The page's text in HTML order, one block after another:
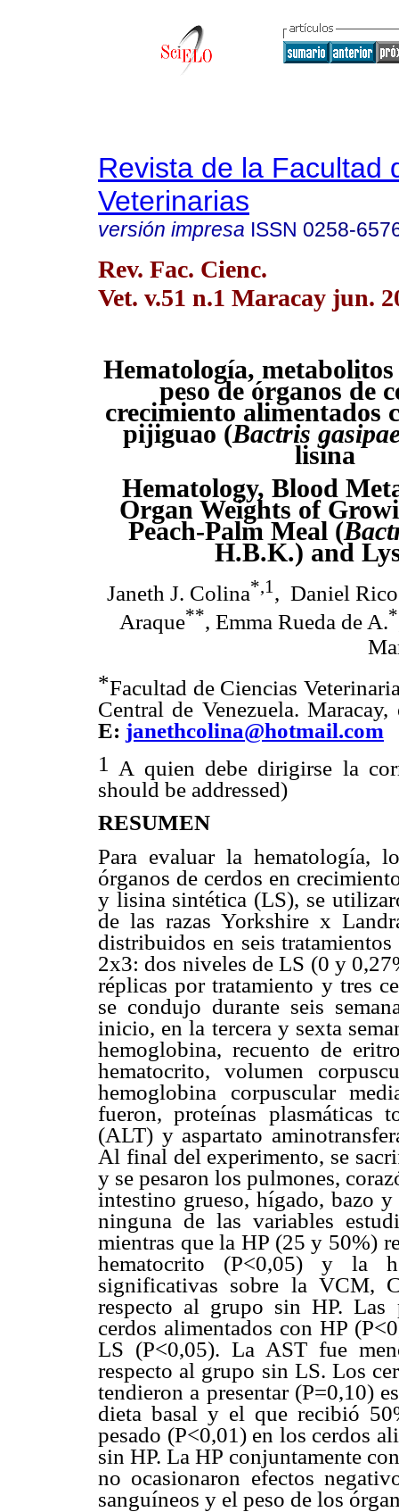
Revista de la Facultad
Veterinarias
versión impresa ISSN 0258-
Rev. Fac. Cienc.
Vet. v.51 n.1 Maracay jun.
Hematología,
peso de órganos de
crecimiento alimentados
pijiguao (Bactris
lisina
Hematology, Blood
Organ Weights of
Peach-Palm Meal (
H.B.K.) and
Janeth J. Colina*,1 , Daniel Rico
Araque**, Emma Rueda de A.*
*Facultad de Ciencias
Central de Venezuela.
E: janethcolina@hotmail.com
1
A quien debe dirigirse la
should be addressed)
RESUMEN
Para evaluar la hematología,
órganos de cerdos en
y lisina sintética (LS), se
de las razas Yorkshire x
distribuidos en seis
2x3: dos niveles de LS (0 y
réplicas por tratamiento y tres
se condujo durante seis
inicio, en la tercera y sexta
hemoglobina, recuento de
hematocrito, volumen
hemoglobina corpuscular
fueron, proteínas plasmáticas
(ALT) y aspartato
Al final del experimento, se
y se pesaron los pulmones,
intestino grueso, hígado, bazo
ninguna de las variables
mientras que la HP (25 y 50%)
hematocrito (P<0,05) y la
significativas sobre la VCM,
respecto al grupo sin HP. Las
cerdos alimentados con HP
LS (P<0,05). La AST fue
respecto al grupo sin LS. Los
tendieron a presentar (P=0,10)
dieta basal y el que recibió
pesado (P<0,01) en los cerdos
sin HP. La HP conjuntamente
no ocasionaron efectos
sanguíneos y el peso de los